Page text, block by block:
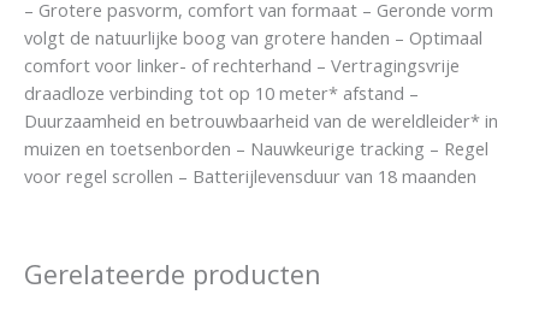
– Grotere pasvorm, comfort van formaat – Geronde vorm
volgt de natuurlijke boog van grotere handen – Optimaal
comfort voor linker- of rechterhand – Vertragingsvrije
draadloze verbinding tot op 10 meter* afstand –
Duurzaamheid en betrouwbaarheid van de wereldleider* in
muizen en toetsenborden – Nauwkeurige tracking – Regel
voor regel scrollen – Batterijlevensduur van 18 maanden
Gerelateerde producten